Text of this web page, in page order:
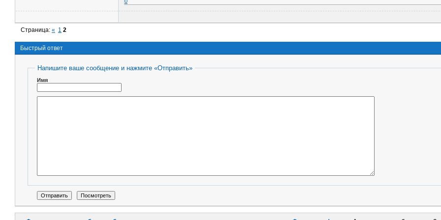
Страница:« 1 2
Быстрый ответ
Напишите ваше сообщение и нажмите «Отправить»
Имя